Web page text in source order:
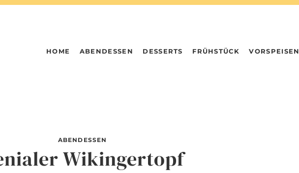
HOME ABENDESSEN DESSERTS FRÜHSTÜCK VORSPEISEN
ABENDESSEN
Wikingertopf